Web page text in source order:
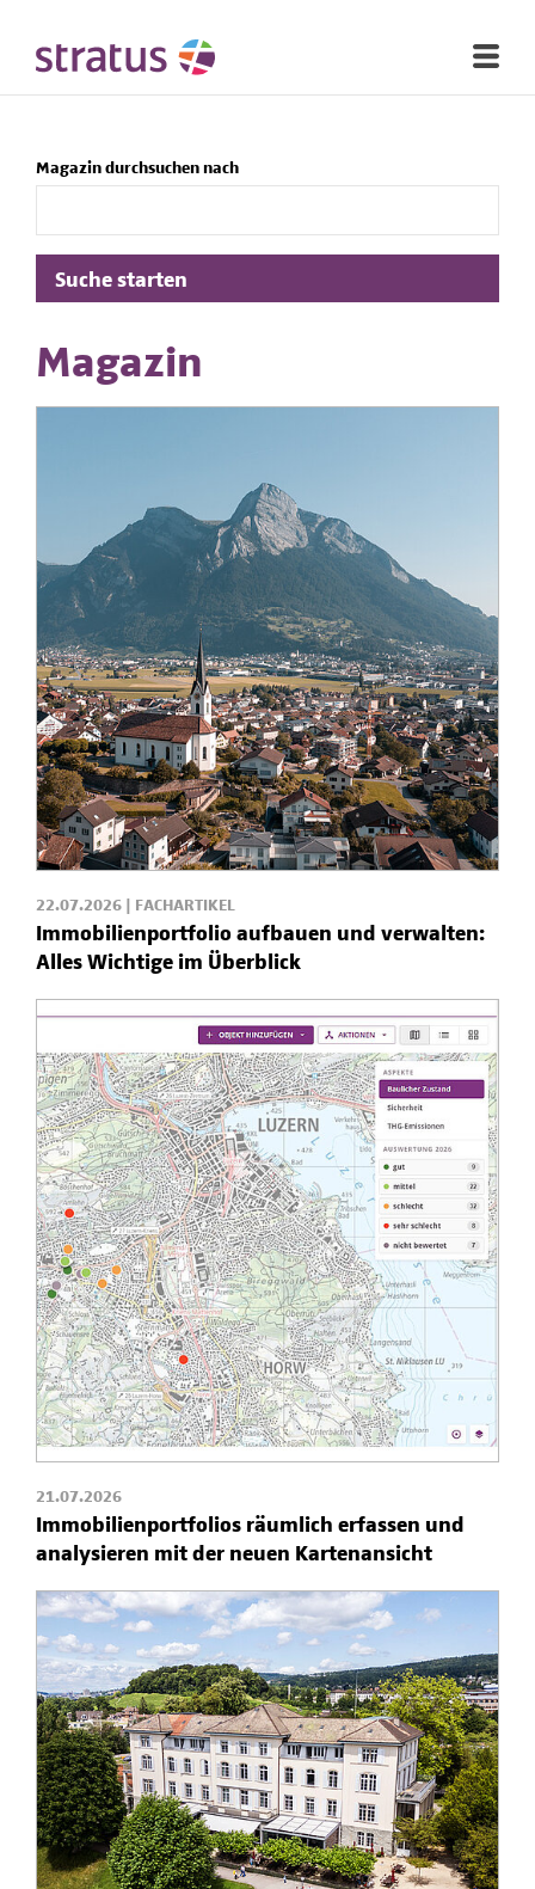
Magazin durchsuchen nach
Suche starten
Magazin
22.07.2026 | FACHARTIKEL
Immobilienportfolio aufbauen und verwalten:
Alles Wichtige im Überblick
21.07.2026
Immobilienportfolios räumlich erfassen und
analysieren mit der neuen Kartenansicht